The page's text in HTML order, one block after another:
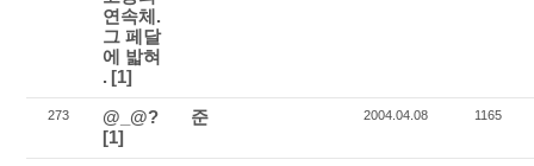
연속체.
그 페달
에 밟혀
. [1]
273
@_@?
[1]
준 2004.04.08 1165